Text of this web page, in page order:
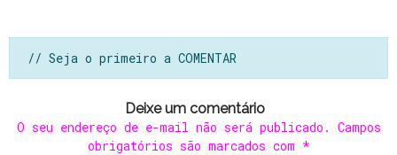
// Seja o primeiro a COMENTAR
Deixe um comentário
O seu endereço de e-mail não será publicado. Campos
obrigatórios são marcados com *